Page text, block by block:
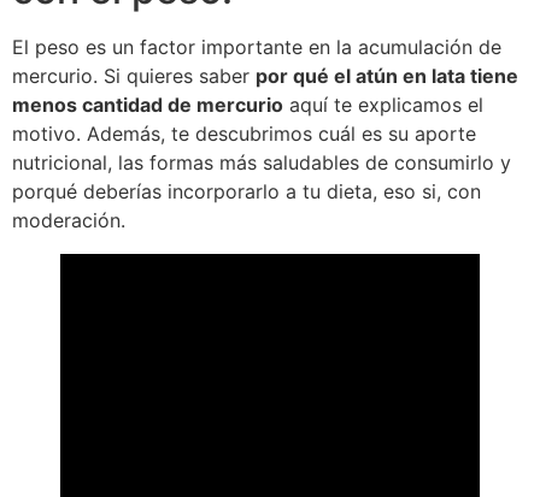
El peso es un factor importante en la acumulación de
mercurio. Si quieres saber por qué el atún en lata tiene
menos cantidad de mercurio aquí te explicamos el
motivo. Además, te descubrimos cuál es su aporte
nutricional, las formas más saludables de consumirlo y
porqué deberías incorporarlo a tu dieta, eso si, con
moderación.